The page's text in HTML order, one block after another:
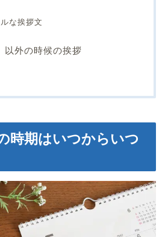
な挨拶文
以外の時候の挨拶
時期はいつからいつ